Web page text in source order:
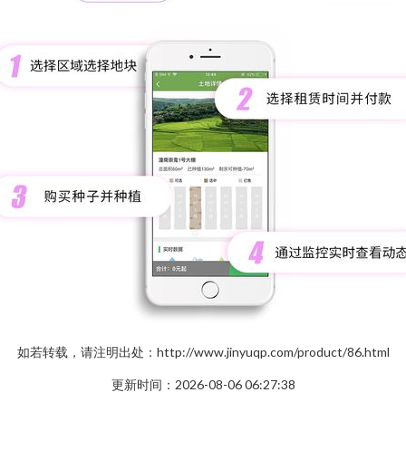
如若转载，请注明出处：http://www.jinyuqp.com/product/86.html
更新时间：2026-08-06 06:27:38